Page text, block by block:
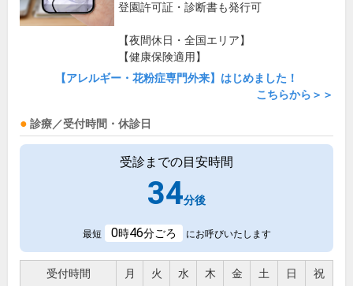
登園許可証・診断書も発行可
【夜間休日・全国エリア】
【健康保険適用】
【アレルギー・花粉症専門外来】はじめました！
こちらから＞＞
診療／受付時間・休診日
受診までの目安時間
34分後
最短 0時46分ごろ にお呼びいたします
受付時間 月 火 水 木 金 土 日 祝